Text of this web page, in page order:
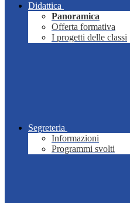
Didattica
Panoramica
Offerta formativa
I progetti delle classi
Segreteria
Informazioni
Programmi svolti